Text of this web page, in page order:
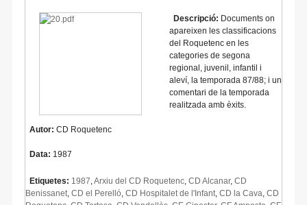
Descripció: Documents on
apareixen les classificacions
del Roquetenc en les
categories de segona
regional, juvenil, infantil i
aleví, la temporada 87/88; i un
comentari de la temporada
realitzada amb èxits.
Autor: CD Roquetenc
Data: 1987
Etiquetes: 1987 Arxiu del CD Roquetenc CD Alcanar, CD
Benissanet CD el Perelló CD Hospitalet de l'Infant CD la Cava CD